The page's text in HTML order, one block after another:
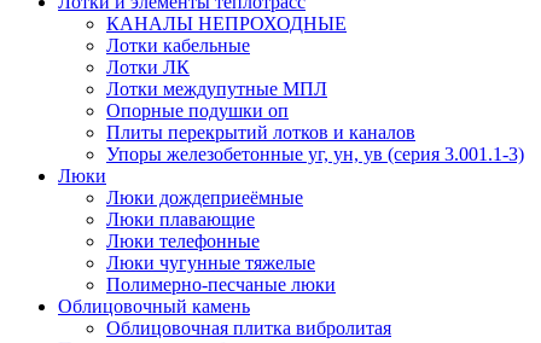
КАНАЛЫ НЕПРОХОДНЫЕ
Лотки кабельные
Лотки ЛК
Лотки междупутные МПЛ
Опорные подушки оп
Плиты перекрытий лотков и каналов
Упоры железобетонные уг, ун, ув (серия 3.001.1-3)
Люки
Люки дождеприеёмные
Люки плавающие
Люки телефонные
Люки чугунные тяжелые
Полимерно-песчаные люки
Облицовочный камень
Облицовочная плитка вибролитая